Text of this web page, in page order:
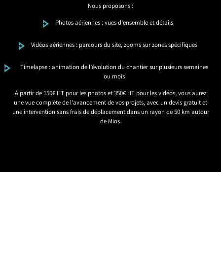
Nous proposons :
Photos aériennes : vues d’ensemble et détails
Vidéos aériennes : parcours du site, zooms sur zones spécifiques
Timelapse : animation de l’évolution du chantier sur plusieurs semaines
ou mois
À partir de 150€ HT pour les photos et 350€ HT pour les vidéos, vous aurez
une vue complète de l’avancement de vos projets, avec un devis gratuit et
une intervention sans frais de déplacement dans un rayon de 50 km autour
de Mios.